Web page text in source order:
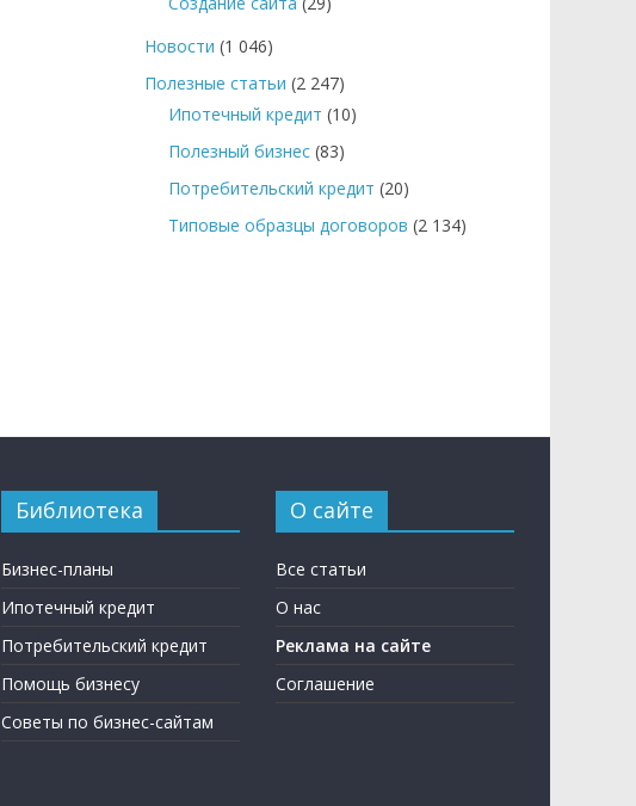
Новости (1 046)
Полезные статьи (2 247)
Ипотечный кредит (10)
Полезный бизнес (83)
Потребительский кредит (20)
Типовые образцы договоров (2 134)
Библиотека
Бизнес-планы
Ипотечный кредит
Потребительский кредит
Помощь бизнесу
Советы по бизнес-сайтам
О сайте
Все статьи
О нас
Реклама на сайте
Соглашение